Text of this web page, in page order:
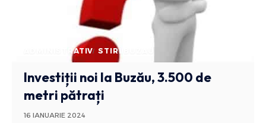
ADMINISTRATIV STIRI BUZAU
Investiții noi la Buzău, 3.500 de
metri pătrați
16 IANUARIE 2024